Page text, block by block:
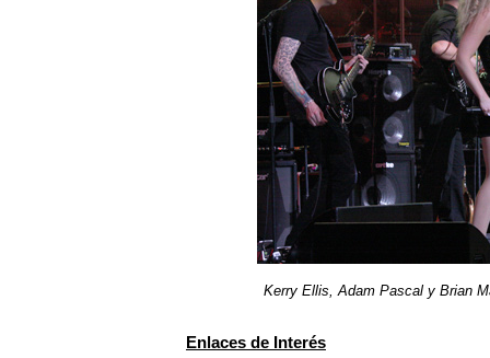
Kerry Ellis, Adam Pascal y Brian
Enlaces de Interés